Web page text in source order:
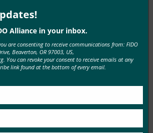
언스와 호스트 스폰서인 탈레스는 최
으로 나아갈 길에 대한 하루…
멜버른 세미나 2025
Alliance in your inbox.
are consenting to receive communications from: FIDO
Beaverton, OR 97003, US,
You can revoke your consent to receive emails at any
link found at the bottom of every email.